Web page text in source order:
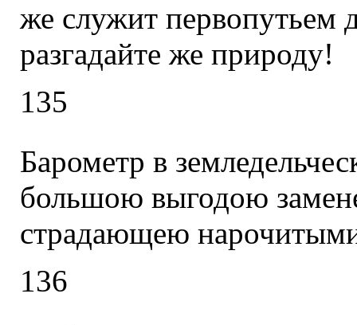
же служит первопутьем
разгадайте же природу!
135
Барометр в
большою выгодою
страдающею
136